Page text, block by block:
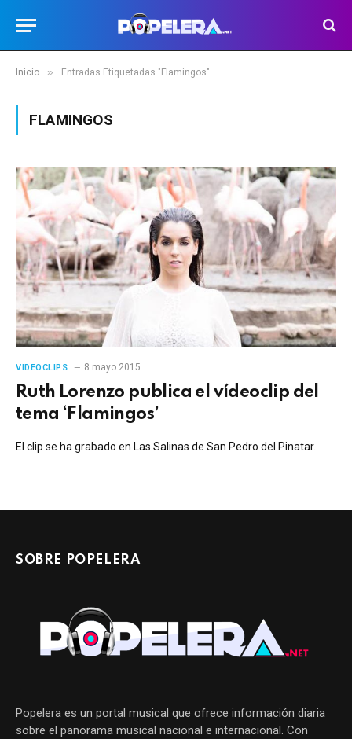
Inicio » Entradas Etiquetadas "Flamingos"
FLAMINGOS
VIDEOCLIPS 8 mayo 2015
Ruth Lorenzo publica el vídeoclip del
tema ‘Flamingos’
El clip se ha grabado en Las Salinas de San Pedro del Pinatar.
SOBRE POPELERA
Popelera es un portal musical que ofrece información diaria
sobre el panorama musical nacional e internacional. Con